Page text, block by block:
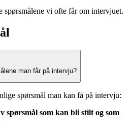
spørsmålene vi ofte får om intervjuet.
man får på intervju?
spørsmål man kan få på intervju:
spørsmål som kan bli stilt og som